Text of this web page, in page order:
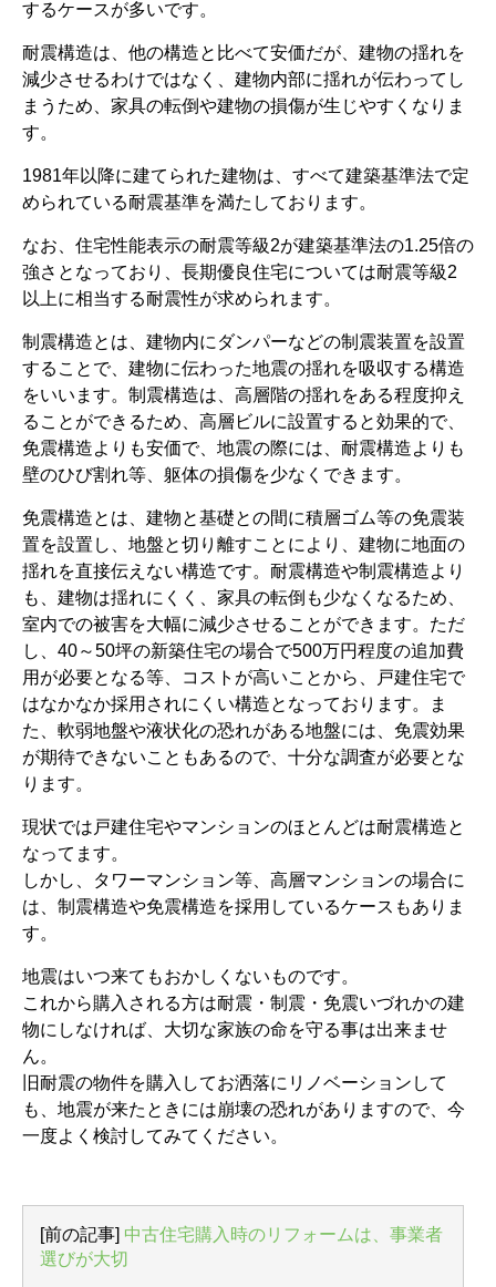
するケースが多いです。
耐震構造は、他の構造と比べて安価だが、建物の揺れを
減少させるわけではなく、建物内部に揺れが伝わってし
まうため、家具の転倒や建物の損傷が生じやすくなりま
す。
1981年以降に建てられた建物は、すべて建築基準法で定
められている耐震基準を満たしております。
なお、住宅性能表示の耐震等級2が建築基準法の1.25倍の
強さとなっており、長期優良住宅については耐震等級2
以上に相当する耐震性が求められます。
制震構造とは、建物内にダンパーなどの制震装置を設置
することで、建物に伝わった地震の揺れを吸収する構造
をいいます。制震構造は、高層階の揺れをある程度抑え
ることができるため、高層ビルに設置すると効果的で、
免震構造よりも安価で、地震の際には、耐震構造よりも
壁のひび割れ等、躯体の損傷を少なくできます。
免震構造とは、建物と基礎との間に積層ゴム等の免震装
置を設置し、地盤と切り離すことにより、建物に地面の
揺れを直接伝えない構造です。耐震構造や制震構造より
も、建物は揺れにくく、家具の転倒も少なくなるため、
室内での被害を大幅に減少させることができます。ただ
し、40～50坪の新築住宅の場合で500万円程度の追加費
用が必要となる等、コストが高いことから、戸建住宅で
はなかなか採用されにくい構造となっております。ま
た、軟弱地盤や液状化の恐れがある地盤には、免震効果
が期待できないこともあるので、十分な調査が必要とな
ります。
現状では戸建住宅やマンションのほとんどは耐震構造と
なってます。
しかし、タワーマンション等、高層マンションの場合に
は、制震構造や免震構造を採用しているケースもありま
す。
地震はいつ来てもおかしくないものです。
これから購入される方は耐震・制震・免震いづれかの建
物にしなければ、大切な家族の命を守る事は出来ませ
ん。
旧耐震の物件を購入してお洒落にリノベーションして
も、地震が来たときには崩壊の恐れがありますので、今
一度よく検討してみてください。
[前の記事] 中古住宅購入時のリフォームは、事業者
選びが大切